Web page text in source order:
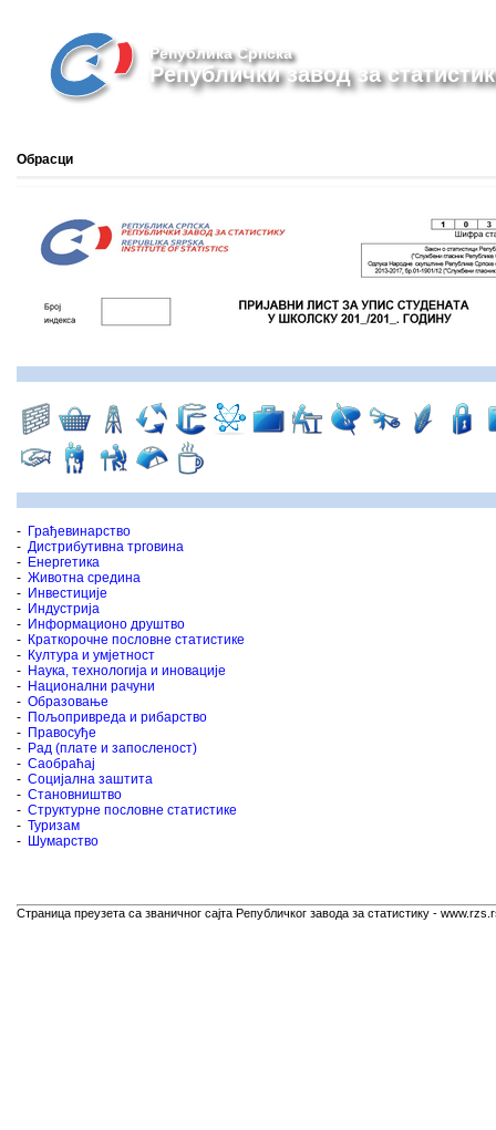
Република Српска
Републички завод за
Обрасци
- Грађевинарство
- Дистрибутивна трговина
- Енергетика
- Животна средина
- Инвестиције
- Индустрија
- Информационо друштво
- Краткорочне пословне статистике
- Култура и умјетност
- Наука, технологија и иновације
- Национални рачуни
- Образовање
- Пољопривреда и рибарство
- Правосуђе
- Рад (плате и запосленост)
- Саобраћај
- Социјална заштита
- Становништво
- Структурне пословне статистике
- Туризам
- Шумарство
Страница преузета са званичног сајта Републичког завода за статистику -